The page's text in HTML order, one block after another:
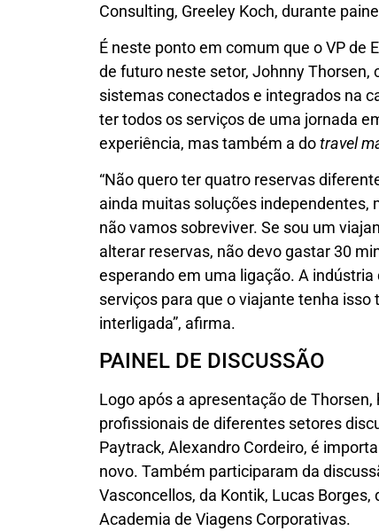
Consulting, Greeley Koch, durante
É neste ponto em comum que o VP de
de futuro neste setor, Johnny
sistemas conectados e integrados na
ter todos os serviços de uma jornada
experiência, mas também a dotravel
“Não quero ter quatro reservas
ainda muitas soluções independentes,
não vamos sobreviver. Se sou um
alterar reservas, não devo gastar 30
esperando em uma ligação. A
serviços para que o viajante tenha
interligada”, afirma.
PAINEL DE DISCUSSÃO
Logo após a apresentação de
profissionais de diferentes setores
Paytrack, Alexandro Cordeiro, é
novo. Também participaram da
Vasconcellos, da Kontik, Lucas
Academia de Viagens Corporativas.